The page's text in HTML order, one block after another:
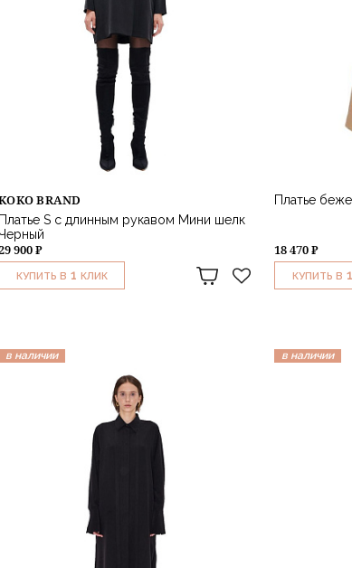
BRAND
Платье S с длинным рукавом Мини шелк
Черный
900 ₽
КУПИТЬ В 1 КЛИК
Платье
18 470 ₽
КУПИТЬ В 1
в наличии в наличии